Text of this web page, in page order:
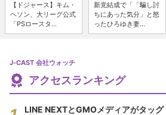
【ドジャース】キム・
ヘソン、大リーグ公式
「PSロースタ...
新党結成で「「騙し討
ちにあった気分」と怒
ったひろゆき妻...
J-CAST 会社ウォッチ
アクセスランキング
LINE NEXTとGMOメディアがタッ